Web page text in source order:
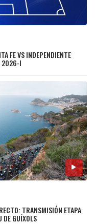
FE VS INDEPENDIENTE
2026-I
TRANSMISIÓN ETAPA
DE GUÍXOLS